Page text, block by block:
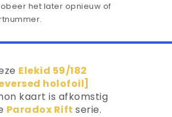
het later opnieuw of
Elekid 59/182
holofoil]
kaart is afkomstig
Paradox Riftserie.